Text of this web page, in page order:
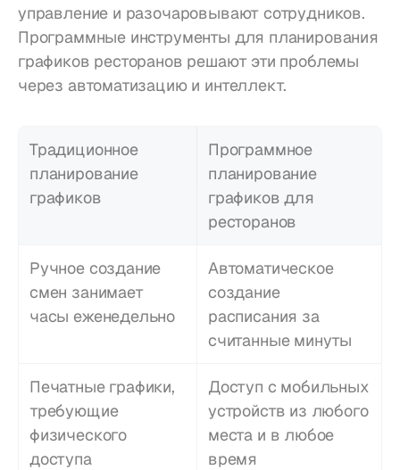
управление и разочаровывают сотрудников.
Программные инструменты для планирования
графиков ресторанов решают эти проблемы
через автоматизацию и интеллект.
Традиционное
планирование
графиков
Программное
планирование
графиков для
ресторанов
Ручное создание
смен занимает
часы еженедельно
Автоматическое
создание
расписания за
считанные минуты
Печатные графики,
требующие
физического
доступа
Доступ с мобильных
устройств из любого
места и в любое
время